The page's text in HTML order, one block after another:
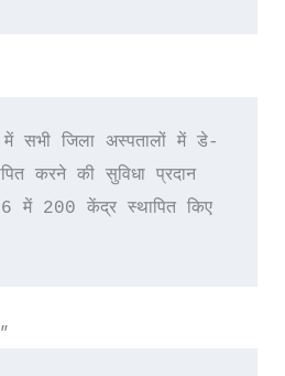
सभी जिला अस्पतालों में डे-
करने की सुविधा प्रदान
में 200 केंद्र स्थापित किए